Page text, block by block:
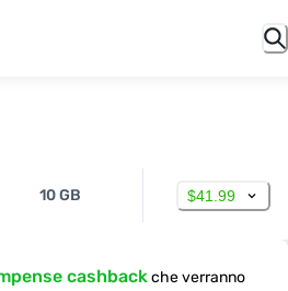
10 GB $41.99
cashbackche verranno